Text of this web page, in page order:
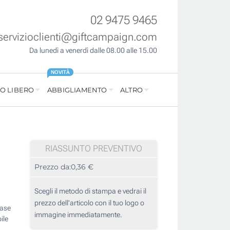
02 9475 9465
Da lunedì a venerdì dalle 08.00 alle 15.00
LIBERO ABBIGLIAMENTO
NOVITÀ
ALTRO
RIASSUNTO PREVENTIVO
Prezzo da:0,36 €
Scegli il metodo di stampa e vedrai il
prezzo dell'articolo con il tuo logo o
immagine immediatamente.